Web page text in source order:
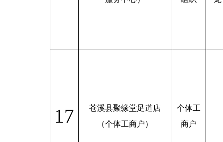
17
苍溪县聚缘堂足道店
（个体工商户）
个体工
商户